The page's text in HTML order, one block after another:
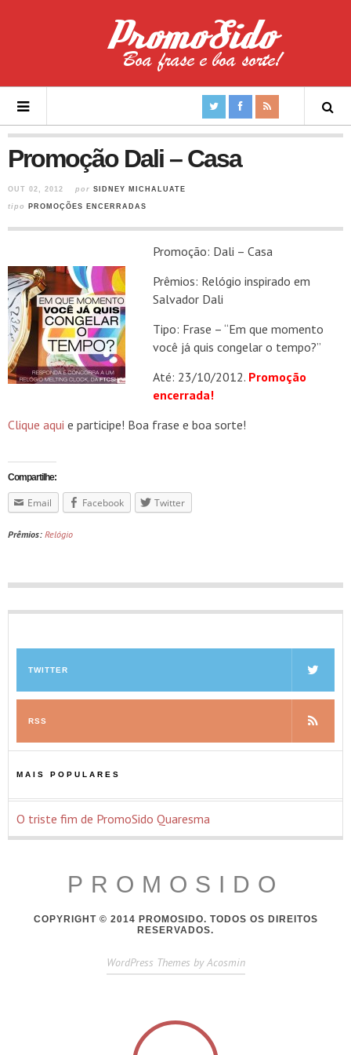
Promoção Dali – Casa
OUT 02, 2012 por SIDNEY MICHALUATE
tipo PROMOÇÕES ENCERRADAS
Promoção: Dali – Casa
Prêmios: Relógio inspirado em
Salvador Dali
Tipo: Frase – “Em que momento
você já quis congelar o tempo?”
Até: 23/10/2012. Promoção
encerrada!
Clique aqui e participe! Boa frase e boa sorte!
Compartilhe:
Email Facebook Twitter
Prêmios: Relógio
TWITTER
RSS
MAIS POPULARES
O triste fim de PromoSido Quaresma
PROMOSIDO
COPYRIGHT © 2014 PROMOSIDO. TODOS OS DIREITOS
RESERVADOS.
WordPress Themes by Acosmin